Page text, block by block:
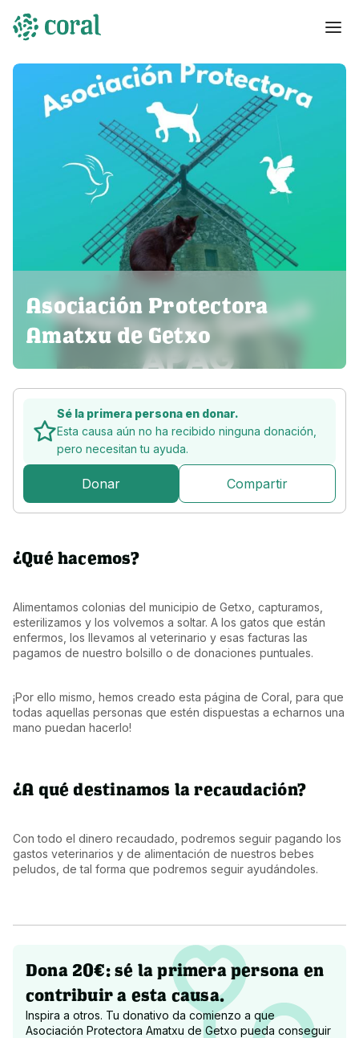
Asociación Protectora
Amatxu de Getxo
Sé la primera persona en donar.
Esta causa aún no ha recibido ninguna donación,
pero necesitan tu ayuda.
Donar Compartir
¿Qué hacemos?
Alimentamos colonias del municipio de Getxo, capturamos,
esterilizamos y los volvemos a soltar. A los gatos que están
enfermos, los llevamos al veterinario y esas facturas las
pagamos de nuestro bolsillo o de donaciones puntuales.
¡Por ello mismo, hemos creado esta página de Coral, para que
todas aquellas personas que estén dispuestas a echarnos una
mano puedan hacerlo!
¿A qué destinamos la recaudación?
Con todo el dinero recaudado, podremos seguir pagando los
gastos veterinarios y de alimentación de nuestros bebes
peludos, de tal forma que podremos seguir ayudándoles.
Dona 20€: sé la primera persona en
contribuir a esta causa.
Inspira a otros. Tu donativo da comienzo a que
Asociación Protectora Amatxu de Getxo pueda conseguir